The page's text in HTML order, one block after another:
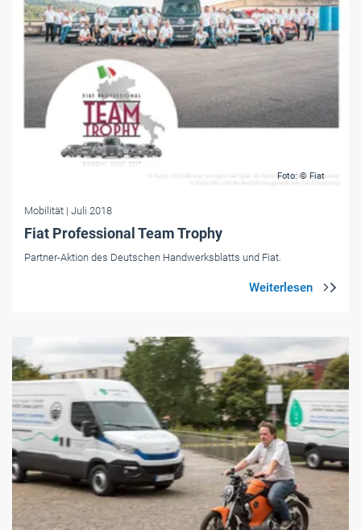
Foto: © Fiat
Mobilität | Juli 2018
Fiat Professional Team Trophy
Partner-Aktion des Deutschen Handwerksblatts und Fiat.